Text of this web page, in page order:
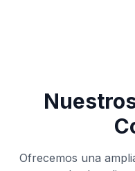
Ofrecemos una